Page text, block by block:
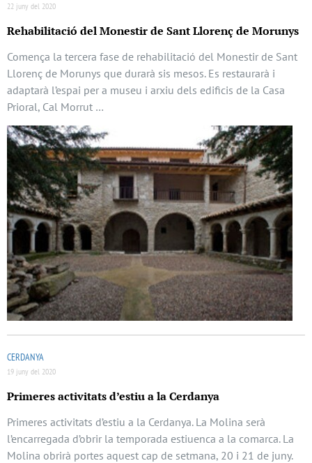
22 juny del 2020
Rehabilitació del Monestir de Sant Llorenç de Morunys
Comença la tercera fase de rehabilitació del Monestir de Sant
Llorenç de Morunys que durarà sis mesos. Es restaurarà i
adaptarà l’espai per a museu i arxiu dels edificis de la Casa
Prioral, Cal Morrut …
CERDANYA
19 juny del 2020
Primeres activitats d’estiu a la Cerdanya
Primeres activitats d’estiu a la Cerdanya. La Molina serà
l’encarregada d’obrir la temporada estiuenca a la comarca. La
Molina obrirà portes aquest cap de setmana, 20 i 21 de juny.